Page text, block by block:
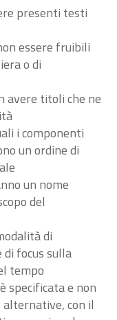
presenti testi
essere fruibili
o di
avere titoli che ne
i componenti
un ordine di
un nome
del
di
focus sulla
tempo
specificata e non
con il